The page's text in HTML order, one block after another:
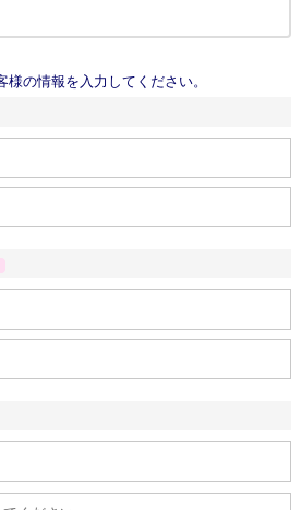
の情報を入力してください。